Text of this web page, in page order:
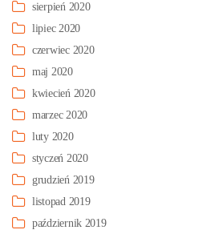
sierpień 2020
lipiec 2020
czerwiec 2020
maj 2020
kwiecień 2020
marzec 2020
luty 2020
styczeń 2020
grudzień 2019
listopad 2019
październik 2019